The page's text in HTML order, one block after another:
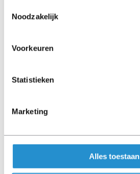
Noodzakelijk
Voorkeuren
Statistieken
Marketing
Alles toestaan